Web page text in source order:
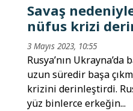
Savaş
nüfus krizi
3 Mayıs 2023, 10:55
Rusya’nın
uzun süredir başa
krizini derinleştirdi.
yüz binlerce erkeğin...